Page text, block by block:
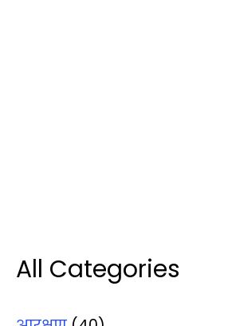
All Categories